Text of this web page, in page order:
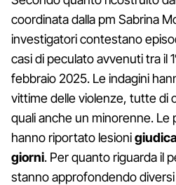
coordinata dalla pm Sabrina
investigatori contestano
casi di peculato avvenuti tra il
febbraio 2025. Le indagini
vittime delle violenze, tutte di
quali anche un minorenne. Le
hanno riportato lesioni
giorni. Per quanto riguarda il
stanno approfondendo